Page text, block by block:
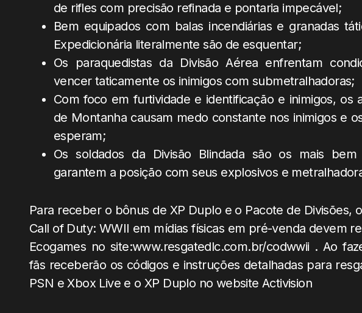
de rifles com precisão refinada e pontaria impecável;
Bem equipados com balas incendiárias e granadas
Expedicionária literalmente são de esquentar;
Os paraquedistas da Divisão Aérea enfrentam
vencer taticamente os inimigos com submetralhadoras;
Com foco em furtividade e identificação e inimigos, os
de Montanha causam medo constante nos inimigos e
esperam;
Os soldados da Divisão Blindada são os mais
garantem a posição com seus explosivos e
Para receber o bônus de XP Duplo e o Pacote de Divisões,
Call of Duty: WWII em mídias físicas em pré-venda devem
Ecogames no site:www.resgatedlc.com.br/codwwii . Ao
fãs receberão os códigos e instruções detalhadas para
PSN e Xbox Live e o XP Duplo no website Activision